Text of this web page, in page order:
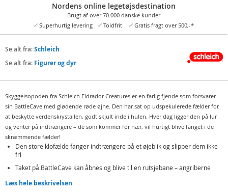
Nordens online legetøjsdestination
Brugt af over 70.000 danske kunder
Superhurtig levering
Toldfrit Gratis fragt over 500,-*
Se alt fra:Schleich
Se alt fra: Figurer og dyr
Skyggeisopoden fra Schleich Eldrador Creatures er en farlig fjende som forsvarer
sin BattleCave med glødende røde øjne. Den har sat op udspekulerede fælder for
at beskytte verdenskrystallen, godt skjult inde i hulen. Hver dag ligger den på lur
og venter på indtrængere – de som kommer for nær, vil hurtigt blive fanget i de
skræmmende fælder!
Den store klofælde fanger indtrængere på et øjeblik og slipper dem ikke
fri
Taket på BattleCave kan åbnes og blive til en rutsjebane – angriberne
Læs hele beskrivelsen